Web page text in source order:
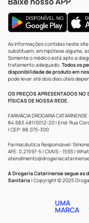
As informações contidas neste
substituem, em hipótese alguma,
Somente o médico está apto a
tratamento adequado. Todos os
disponibilidade de produto em
pode levar até dois dias úteis
OS PREÇOS APRESENTADOS NO
FÍSICAS DE NOSSA REDE.
FARMÁCIA DROGARIA
84.683.481/0012-20 | End: Rua
| CEP: 88.075-300
Farmacêutica Responsável:
AFE: 0.21597-5 | CMVS - 1593 |
A Drogaria Catarinense segue as
Sanitária | Copyright © 2025
UMA
MARCA